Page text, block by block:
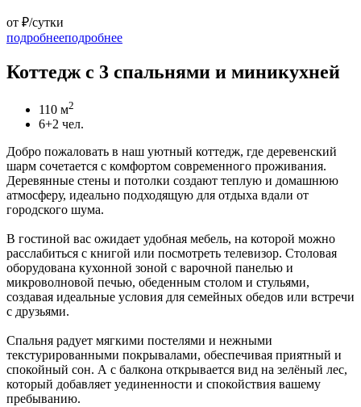
от ₽/сутки
подробнееподробнее
Коттедж с 3 спальнями и миникухней
110 м2
6+2 чел.
Добро пожаловать в наш уютный коттедж, где деревенский
шарм сочетается с комфортом современного проживания.
Деревянные стены и потолки создают теплую и домашнюю
атмосферу, идеально подходящую для отдыха вдали от
городского шума.
В гостиной вас ожидает удобная мебель, на которой можно
расслабиться с книгой или посмотреть телевизор. Столовая
оборудована кухонной зоной с варочной панелью и
микроволновой печью, обеденным столом и стульями,
создавая идеальные условия для семейных обедов или встречи
с друзьями.
Спальня радует мягкими постелями и нежными
текстурированными покрывалами, обеспечивая приятный и
спокойный сон. А с балкона открывается вид на зелёный лес,
который добавляет уединенности и спокойствия вашему
пребыванию.